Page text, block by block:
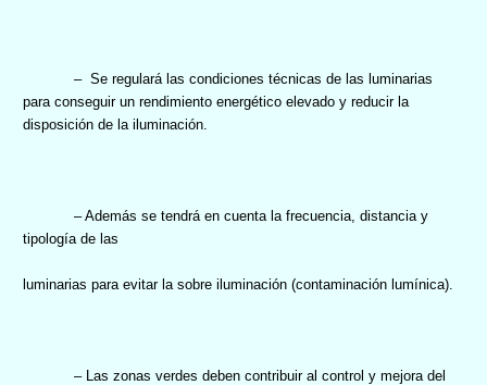
– Se regulará las condiciones técnicas de las luminarias
para conseguir un rendimiento energético elevado y reducir la
disposición de la iluminación.
– Además se tendrá en cuenta la frecuencia, distancia y
tipología de las
luminarias para evitar la sobre iluminación (contaminación lumínica).
– Las zonas verdes deben contribuir al control y mejora del